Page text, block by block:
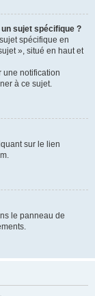
sujet spécifique ?
spécifique en
», situé en haut et
une notification
à ce sujet.
sur le lien
le panneau de